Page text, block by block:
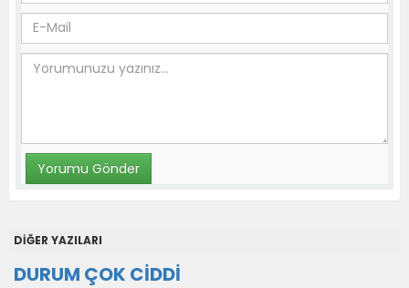
DİĞER YAZILARI
DURUM ÇOK CİDDİ